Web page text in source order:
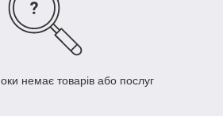
немає товарів або послуг